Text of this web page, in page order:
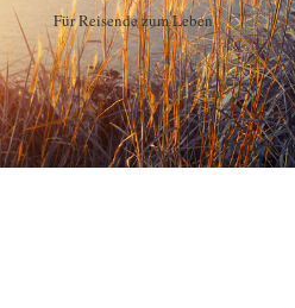
Für Reisende zum Leben